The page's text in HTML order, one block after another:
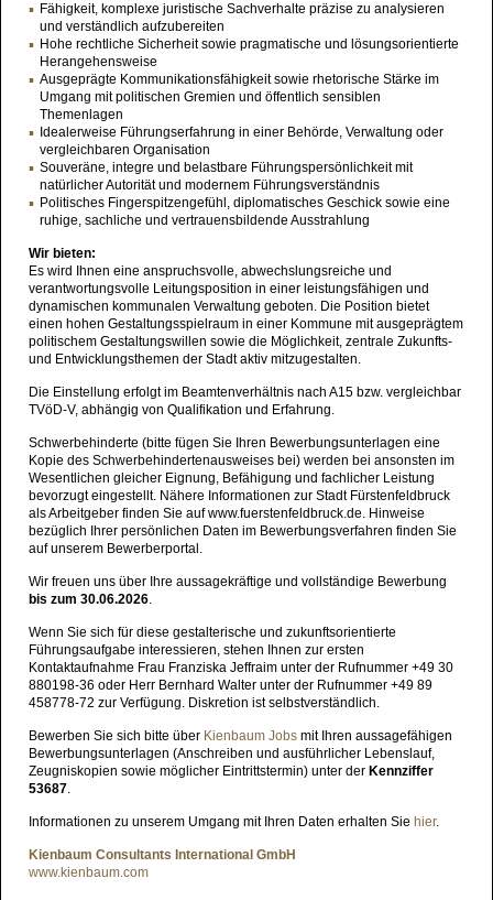
Fähigkeit, komplexe juristische Sachverhalte präzise zu analysieren
und verständlich aufzubereiten
Hohe rechtliche Sicherheit sowie pragmatische und lösungsorientierte
Herangehensweise
Ausgeprägte Kommunikationsfähigkeit sowie rhetorische Stärke im
Umgang mit politischen Gremien und öffentlich sensiblen
Themenlagen
Idealerweise Führungserfahrung in einer Behörde, Verwaltung oder
vergleichbaren Organisation
Souveräne, integre und belastbare Führungspersönlichkeit mit
natürlicher Autorität und modernem Führungsverständnis
Politisches Fingerspitzengefühl, diplomatisches Geschick sowie eine
ruhige, sachliche und vertrauensbildende Ausstrahlung
Wir bieten:
Es wird Ihnen eine anspruchsvolle, abwechslungsreiche und
verantwortungsvolle Leitungsposition in einer leistungsfähigen und
dynamischen kommunalen Verwaltung geboten. Die Position bietet
einen hohen Gestaltungsspielraum in einer Kommune mit ausgeprägtem
politischem Gestaltungswillen sowie die Möglichkeit, zentrale Zukunfts-
und Entwicklungsthemen der Stadt aktiv mitzugestalten.
Die Einstellung erfolgt im Beamtenverhältnis nach A15 bzw. vergleichbar
TVöD-V, abhängig von Qualifikation und Erfahrung.
Schwerbehinderte (bitte fügen Sie Ihren Bewerbungsunterlagen eine
Kopie des Schwerbehindertenausweises bei) werden bei ansonsten im
Wesentlichen gleicher Eignung, Befähigung und fachlicher Leistung
bevorzugt eingestellt. Nähere Informationen zur Stadt Fürstenfeldbruck
als Arbeitgeber finden Sie auf www.fuerstenfeldbruck.de. Hinweise
bezüglich Ihrer persönlichen Daten im Bewerbungsverfahren finden Sie
auf unserem Bewerberportal.
Wir freuen uns über Ihre aussagekräftige und vollständige Bewerbung
bis zum 30.06.2026.
Wenn Sie sich für diese gestalterische und zukunftsorientierte
Führungsaufgabe interessieren, stehen Ihnen zur ersten
Kontaktaufnahme Frau Franziska Jeffraim unter der Rufnummer +49 30
880198-36 oder Herr Bernhard Walter unter der Rufnummer +49 89
458778-72 zur Verfügung. Diskretion ist selbstverständlich.
Bewerben Sie sich bitte über Kienbaum Jobs mit Ihren aussagefähigen
Bewerbungsunterlagen (Anschreiben und ausführlicher Lebenslauf,
Zeugniskopien sowie möglicher Eintrittstermin) unter der Kennziffer
53687.
Informationen zu unserem Umgang mit Ihren Daten erhalten Sie hier.
Kienbaum Consultants International GmbH
www.kienbaum.com